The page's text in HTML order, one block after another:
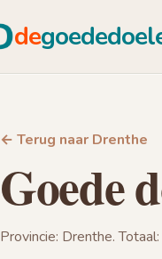
de
← Terug naar Drenthe
Goede
Provincie: Drenthe.